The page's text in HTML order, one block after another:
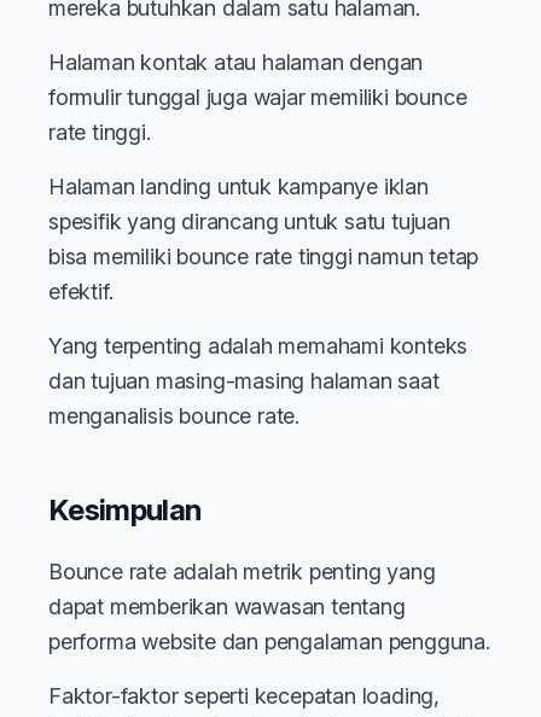
mereka butuhkan dalam satu halaman.
Halaman kontak atau halaman dengan
formulir tunggal juga wajar memiliki bounce
rate tinggi.
Halaman landing untuk kampanye iklan
spesifik yang dirancang untuk satu tujuan
bisa memiliki bounce rate tinggi namun tetap
efektif.
Yang terpenting adalah memahami konteks
dan tujuan masing-masing halaman saat
menganalisis bounce rate.
Kesimpulan
Bounce rate adalah metrik penting yang
dapat memberikan wawasan tentang
performa website dan pengalaman pengguna.
Faktor-faktor seperti kecepatan loading,